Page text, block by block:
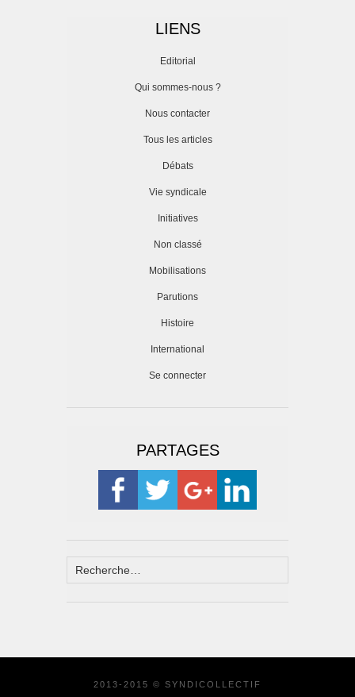
LIENS
Editorial
Qui sommes-nous ?
Nous contacter
Tous les articles
Débats
Vie syndicale
Initiatives
Non classé
Mobilisations
Parutions
Histoire
International
Se connecter
PARTAGES
2013-2015 © SYNDICOLLECTIF